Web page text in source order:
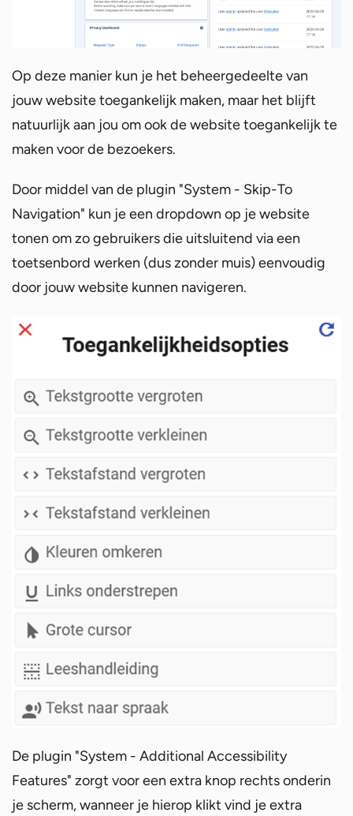
Op deze manier kun je het beheergedeelte van
jouw website toegankelijk maken, maar het blijft
natuurlijk aan jou om ook de website toegankelijk te
maken voor de bezoekers.
Door middel van de plugin "System - Skip-To
Navigation" kun je een dropdown op je website
tonen om zo gebruikers die uitsluitend via een
toetsenbord werken (dus zonder muis) eenvoudig
door jouw website kunnen navigeren.
De plugin "System - Additional Accessibility
Features" zorgt voor een extra knop rechts onderin
je scherm, wanneer je hierop klikt vind je extra